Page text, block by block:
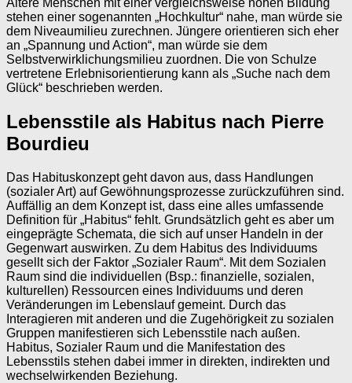
Ältere Menschen mit einer vergleichsweise hohen Bildung
stehen einer sogenannten „Hochkultur“ nahe, man würde sie
dem Niveaumilieu zurechnen. Jüngere orientieren sich eher
an „Spannung und Action“, man würde sie dem
Selbstverwirklichungsmilieu zuordnen. Die von Schulze
vertretene Erlebnisorientierung kann als „Suche nach dem
Glück“ beschrieben werden.
Lebensstile als Habitus nach Pierre
Bourdieu
Das Habituskonzept geht davon aus, dass Handlungen
(sozialer Art) auf Gewöhnungsprozesse zurückzuführen sind.
Auffällig an dem Konzept ist, dass eine alles umfassende
Definition für „Habitus“ fehlt. Grundsätzlich geht es aber um
eingeprägte Schemata, die sich auf unser Handeln in der
Gegenwart auswirken. Zu dem Habitus des Individuums
gesellt sich der Faktor „Sozialer Raum“. Mit dem Sozialen
Raum sind die individuellen (Bsp.: finanzielle, sozialen,
kulturellen) Ressourcen eines Individuums und deren
Veränderungen im Lebenslauf gemeint. Durch das
Interagieren mit anderen und die Zugehörigkeit zu sozialen
Gruppen manifestieren sich Lebensstile nach außen.
Habitus, Sozialer Raum und die Manifestation des
Lebensstils stehen dabei immer in direkten, indirekten und
wechselwirkenden Beziehung.